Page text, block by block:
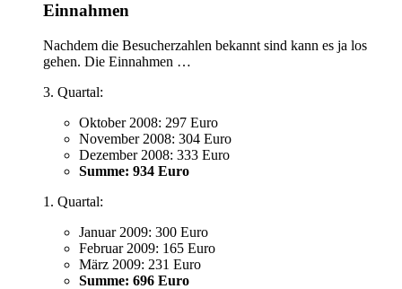
Einnahmen
Nachdem die Besucherzahlen bekannt sind kann es ja los
gehen. Die Einnahmen …
3. Quartal:
Oktober 2008: 297 Euro
November 2008: 304 Euro
Dezember 2008: 333 Euro
Summe: 934 Euro
1. Quartal:
Januar 2009: 300 Euro
Februar 2009: 165 Euro
März 2009: 231 Euro
Summe: 696 Euro